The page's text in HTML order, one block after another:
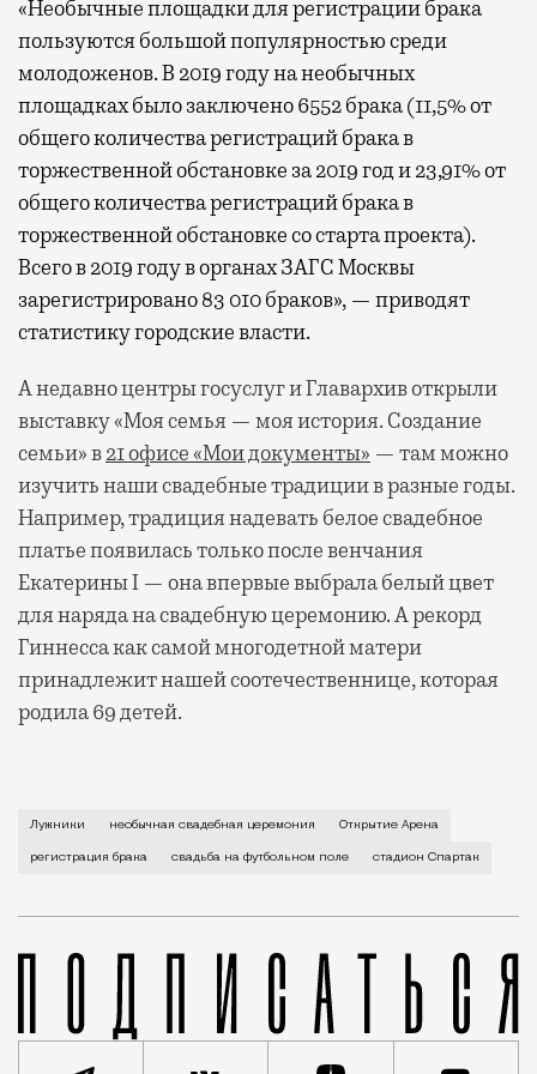
«Необычные площадки для регистрации брака
пользуются большой популярностью среди
молодоженов. В 2019 году на необычных
площадках было заключено 6552 брака (11,5% от
общего количества регистраций брака в
торжественной обстановке за 2019 год и 23,91% от
общего количества регистраций брака в
торжественной обстановке со старта проекта).
Всего в 2019 году в органах ЗАГС Москвы
зарегистрировано 83 010 браков», — приводят
статистику городские власти.
А недавно центры госуслуг и Главархив открыли
выставку «Моя семья — моя история. Создание
семьи» в21 офисе «Мои документы» — там можно
изучить наши свадебные традиции в разные годы.
Например, традиция надевать белое свадебное
платье появилась только после венчания
Екатерины I — она впервые выбрала белый цвет
для наряда на свадебную церемонию. А рекорд
Гиннесса как самой многодетной матери
принадлежит нашей соотечественнице, которая
родила 69 детей.
Не все знают, что провести роспись можно не
Лужники необычная свадебная церемония Открытие Арена
регистрация брака свадьба на футбольном поле стадион Спартак